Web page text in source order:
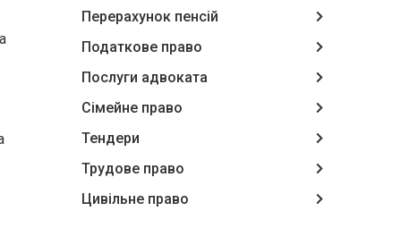
Перерахунок пенсій
Податкове право
Послуги адвоката
Сімейне право
Тендери
Трудове право
Цивільне право